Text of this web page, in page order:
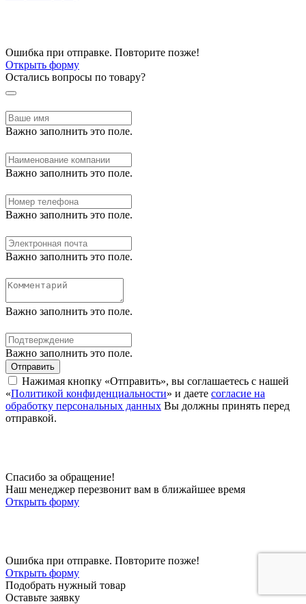
Ошибка при отправке. Повторите позже!
Открыть форму
Остались вопросы по товару?
Важно заполнить это поле.
Важно заполнить это поле.
Важно заполнить это поле.
Важно заполнить это поле.
Важно заполнить это поле.
Важно заполнить это поле.
Отправить
Нажимая кнопку «Отправить», вы соглашаетесь с нашей
«Политикой конфиденциальности» и даете согласие на
обработку персональных данных Вы должны принять перед
отправкой.
Спасибо за обращение!
Наш менеджер перезвонит вам в ближайшее время
Открыть форму
Ошибка при отправке. Повторите позже!
Открыть форму
Подобрать нужный товар
Оставьте заявку